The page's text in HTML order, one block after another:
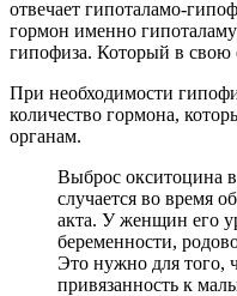
отвечает гипоталамо-
гормон именно
гипофиза. Который в свою
При необходимости
количество гормона,
органам.
Выброс окситоцина
случается во время
акта. У женщин его
беременности,
Это нужно для того,
привязанность к